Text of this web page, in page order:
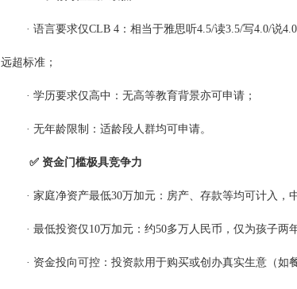
· 语言要求仅CLB 4：相当于雅思听4.5/读3.5/写4.0/说
远超标准；
· 学历要求仅高中：无高等教育背景亦可申请；
· 无年龄限制：适龄段人群均可申请。
✅ 资金门槛极具竞争力
· 家庭净资产最低30万加元：房产、存款等均可计入，
· 最低投资仅10万加元：约50多万人民币，仅为孩子两
· 资金投向可控：投资款用于购买或创办真实生意（